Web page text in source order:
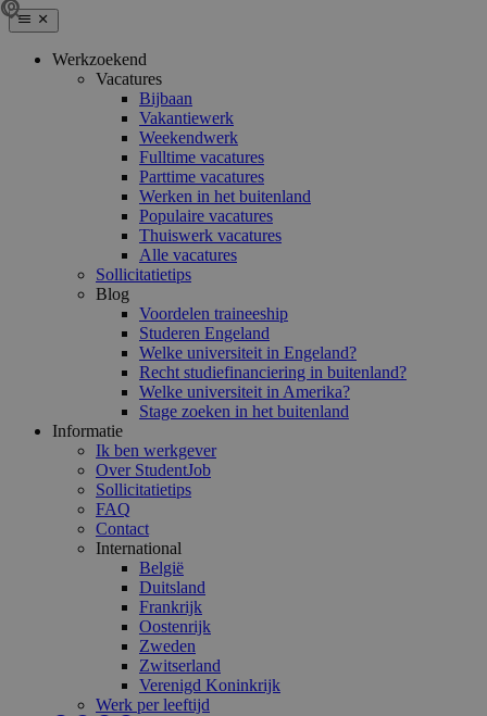
Werkzoekend
Vacatures
Bijbaan
Vakantiewerk
Weekendwerk
Fulltime vacatures
Parttime vacatures
Werken in het buitenland
Populaire vacatures
Thuiswerk vacatures
Alle vacatures
Sollicitatietips
Blog
Voordelen traineeship
Studeren Engeland
Welke universiteit in Engeland?
Recht studiefinanciering in buitenland?
Welke universiteit in Amerika?
Stage zoeken in het buitenland
Informatie
Ik ben werkgever
Over StudentJob
Sollicitatietips
FAQ
Contact
International
België
Duitsland
Frankrijk
Oostenrijk
Zweden
Zwitserland
Verenigd Koninkrijk
Werk per leeftijd